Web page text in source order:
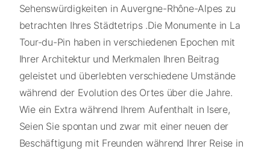
Sehenswürdigkeiten in Auvergne-Rhône-Alpes zu
betrachten Ihres Städtetrips .Die Monumente in La
Tour-du-Pin haben in verschiedenen Epochen mit
Ihrer Architektur und Merkmalen Ihren Beitrag
geleistet und überlebten verschiedene Umstände
während der Evolution des Ortes über die Jahre.
Wie ein Extra während Ihrem Aufenthalt in Isere,
Seien Sie spontan und zwar mit einer neuen der
Beschäftigung mit Freunden während Ihrer Reise in